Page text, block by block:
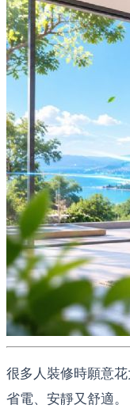
很多人裝修時願意
省電、安靜又舒適。